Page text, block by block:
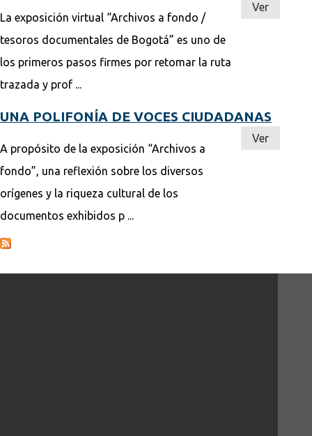
La exposición virtual “Archivos a fondo /
tesoros documentales de Bogotá” es uno de
los primeros pasos firmes por retomar la ruta
trazada y prof ...
Ver
UNA POLIFONÍA DE VOCES CIUDADANAS
A propósito de la exposición “Archivos a
fondo”, una reflexión sobre los diversos
orígenes y la riqueza cultural de los
documentos exhibidos p ...
Ver